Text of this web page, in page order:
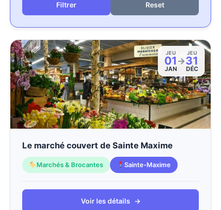
Reset
JEU
01
JAN
→
JEU
31
DÉC
Le marché couvert de Sainte Maxime
Marchés & Brocantes Sainte-Maxime
Voir les détails →